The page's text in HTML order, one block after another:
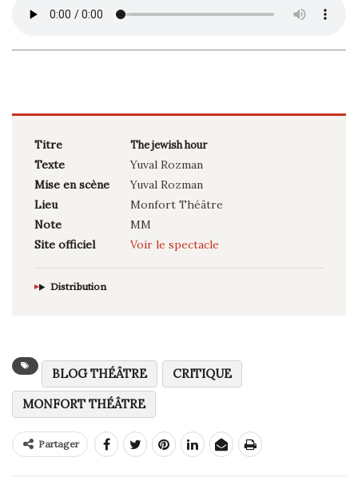
Titre The jewish hour
Texte
Yuval Rozman
Mise en scène
Yuval Rozman
Lieu
Monfort Théâtre
Note
MM
Site officiel
Voir le spectacle
Distribution
BLOG THÉÂTRE
CRITIQUE
MONFORT THÉÂTRE
Partager